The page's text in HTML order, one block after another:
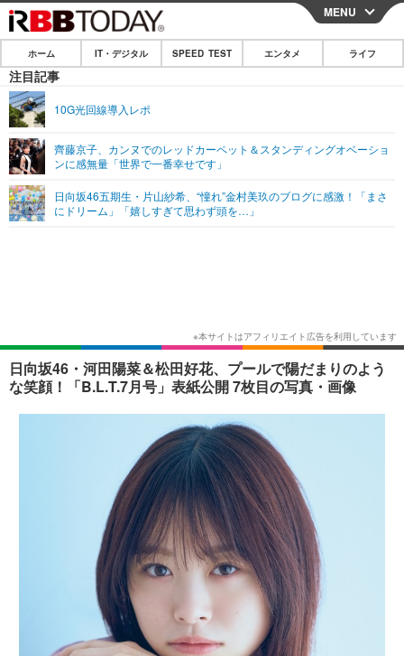
CLOSE
ホーム
IT・デジタル
ネタ
ショッピング その他
SPEED TEST
エンタメ
エンタメTOP
ショッピング その他
ライフ
MENU
ホーム IT・デジタル SPEED TEST エンタメ ライフ
注目記事
10G光回線導入レポ
齊藤京子、カンヌでのレッドカーペット＆スタンディングオベーショ
ンに感無量「世界で一番幸せです」
日向坂46五期生・片山紗希、“憧れ”金村美玖のブログに感激！「まさ
にドリーム」「嬉しすぎて思わず頭を…」
日向坂46・河田陽菜＆松田好花、プールで陽だまりのよう
な笑顔！「B.L.T.7月号」表紙公開 7枚目の写真・画像